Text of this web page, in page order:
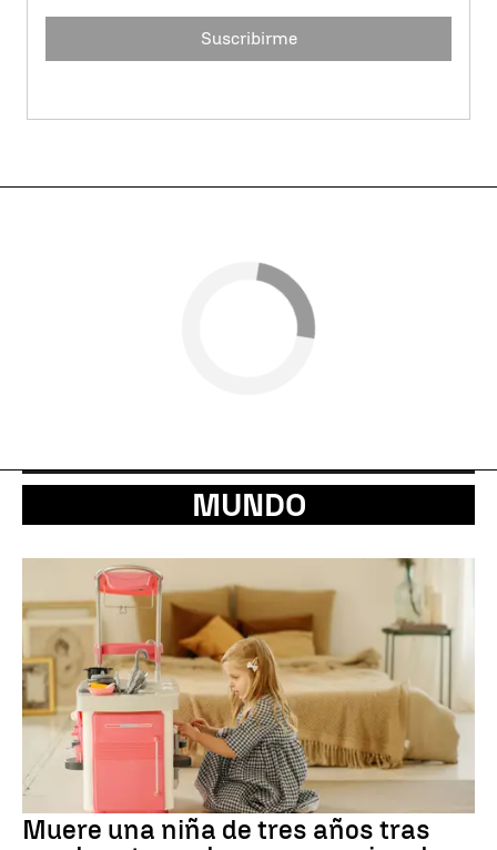
Suscribirme
MUNDO
Muere una niña de tres años tras